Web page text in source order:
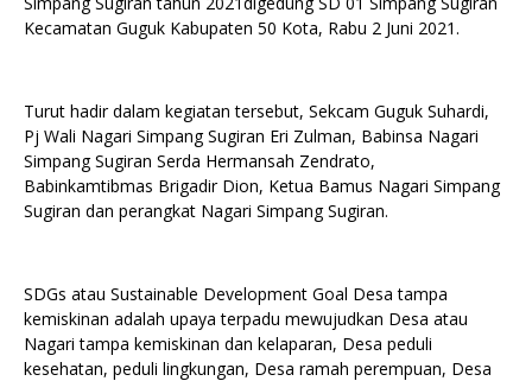
Kecamatan Guguk Kabupaten 50 Kota, Rabu 2 Juni 2021.
Turut hadir dalam kegiatan tersebut, Sekcam Guguk Suhardi,
Pj Wali Nagari Simpang Sugiran Eri Zulman, Babinsa Nagari
Simpang Sugiran Serda Hermansah Zendrato,
Babinkamtibmas Brigadir Dion, Ketua Bamus Nagari Simpang
Sugiran dan perangkat Nagari Simpang Sugiran.
SDGs atau Sustainable Development Goal Desa tampa
kemiskinan adalah upaya terpadu mewujudkan Desa atau
Nagari tampa kemiskinan dan kelaparan, Desa peduli
kesehatan, peduli lingkungan, Desa ramah perempuan, Desa